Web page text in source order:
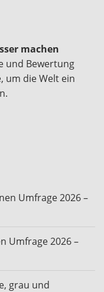
machen
und Bewertung
um die Welt ein
Umfrage 2026 –
Umfrage 2026 –
grau und